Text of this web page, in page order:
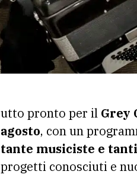
Tutto pronto per il Grey
agosto, con un
tante musiciste e
progetti conosciuti e